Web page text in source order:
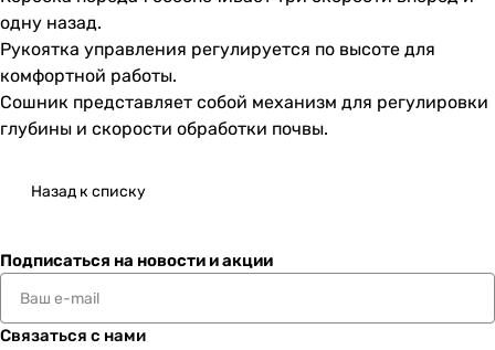
одну назад.
Рукоятка управления регулируется по высоте для
комфортной работы.
Сошник представляет собой механизм для регулировки
глубины и скорости обработки почвы.
Назад к списку
Подписаться на новости и акции
Связаться с нами